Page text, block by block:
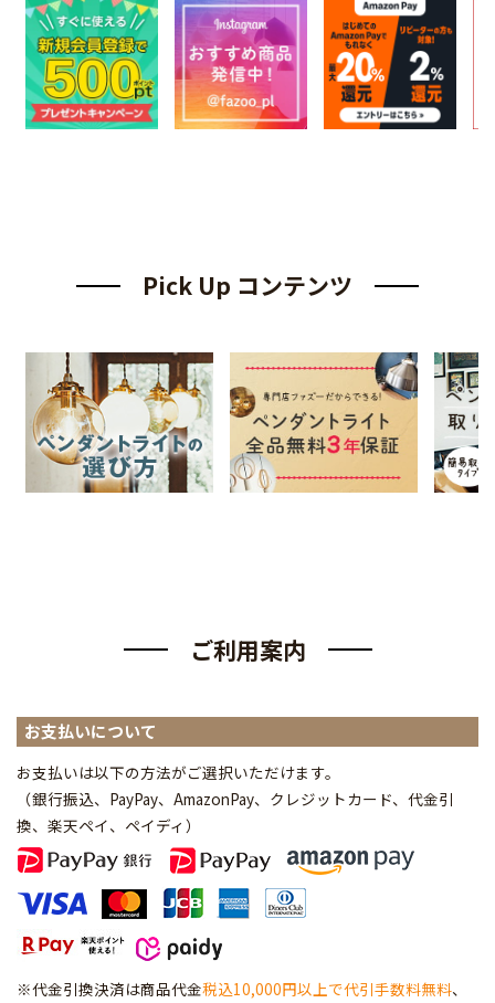
Pick Up コンテンツ
ご利用案内
お支払いについて
お支払いは以下の方法がご選択いただけます。
（銀行振込、PayPay、AmazonPay、クレジットカード、代金引
換、楽天ペイ、ペイディ ）
※代金引換決済は商品代金税込10,000円以上で代引手数料無料、